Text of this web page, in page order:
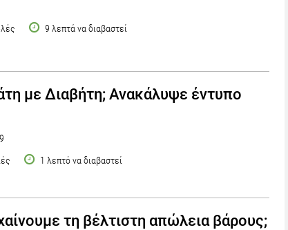
9 λεπτά να διαβαστεί
με Διαβήτη; Ανακάλυψε έντυπο
1 λεπτό να διαβαστεί
τη βέλτιστη απώλεια βάρους;